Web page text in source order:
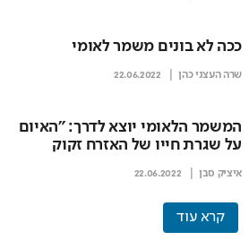
ככה לא בונים משמר לאומי
שרה העצני כהן 22.06.2022
המשמר הלאומי יוצא לדרך: "האיום
על שגרת חייו של האזרח זקוק
איציק סבן 22.06.2022
קרא עוד